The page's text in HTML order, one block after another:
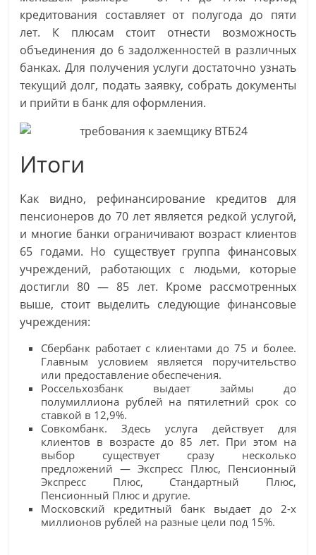
кредитования составляет от полугода до пяти
лет. К плюсам стоит отнести возможность
объединения до 6 задолженностей в различных
банках. Для получения услуги достаточно узнать
текущий долг, подать заявку, собрать документы
и прийти в банк для оформления.
Итоги
Как видно, рефинансирование кредитов для
пенсионеров до 70 лет является редкой услугой,
и многие банки ограничивают возраст клиентов
65 годами. Но существует группа финансовых
учреждений, работающих с людьми, которые
достигли 80 — 85 лет. Кроме рассмотренных
выше, стоит выделить следующие финансовые
учреждения:
Сбербанк работает с клиентами до 75 и более.
Главным условием является поручительство
или предоставление обеспечения.
Россельхозбанк выдает займы до
полумиллиона рублей на пятилетний срок со
ставкой в 12,9%.
Совкомбанк. Здесь услуга действует для
клиентов в возрасте до 85 лет. При этом на
выбор существует сразу несколько
предложений — Экспресс Плюс, Пенсионный
Экспресс Плюс, Стандартный Плюс,
Пенсионный Плюс и другие.
Московский кредитный банк выдает до 2-х
миллионов рублей на разные цели под 15%.